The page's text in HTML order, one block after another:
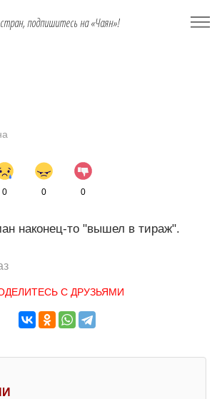
подпишитесь на «Чаян»!
0 0 0
наконец-то "вышел в тираж".
С ДРУЗЬЯМИ